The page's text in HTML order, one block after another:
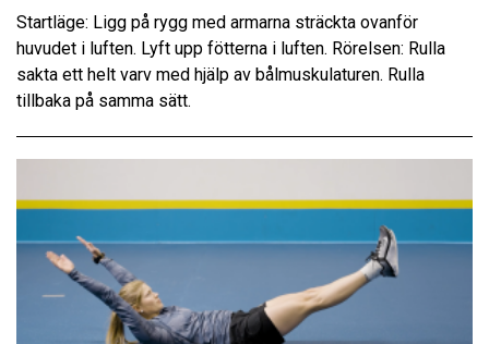
Startläge: Ligg på rygg med armarna sträckta ovanför
huvudet i luften. Lyft upp fötterna i luften. Rörelsen: Rulla
sakta ett helt varv med hjälp av bålmuskulaturen. Rulla
tillbaka på samma sätt.